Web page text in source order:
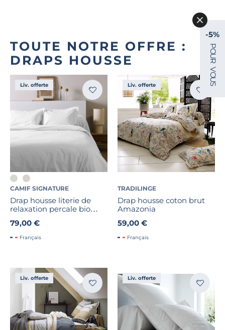
TOUTE NOTRE OFFRE :
DRAPS HOUSSE
Liv. offerte
CAMIF SIGNATURE
Drap housse literie de
relaxation percale bio
79,00 €
Français
Liv. offerte
TRADILINGE
Drap housse coton brut
Amazonia
59,00 €
Français
Liv. offerte Liv. offerte
-5%
P
O
U
R
V
O
U
S